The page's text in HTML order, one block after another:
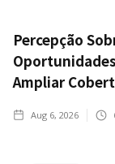
Percepção
Ampliar
Aug 6, 2026